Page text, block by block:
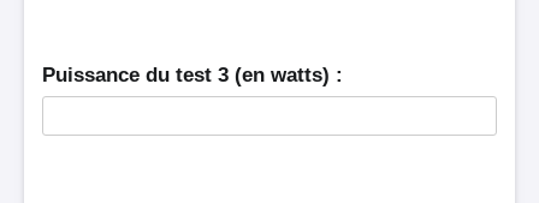
Puissance du test 3 (en watts) :